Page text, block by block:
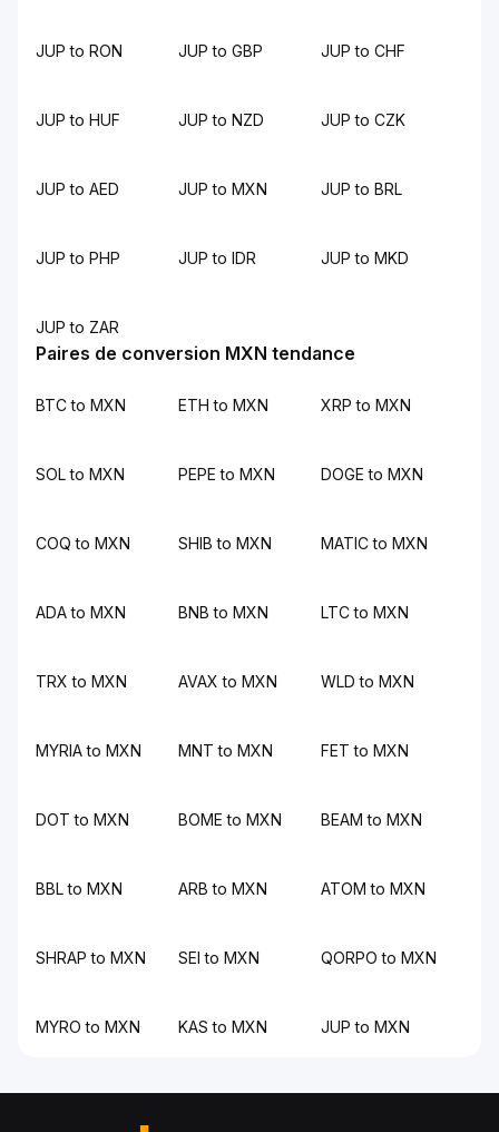
JUP to RON JUP to GBP JUP to CHF
JUP to HUF JUP to NZD JUP to CZK
JUP to AED JUP to MXN JUP to BRL
JUP to PHP JUP to IDR JUP to MKD
JUP to ZAR
Paires de conversion MXN tendance
BTC to MXN ETH to MXN XRP to MXN
SOL to MXN PEPE to MXN DOGE to MXN
COQ to MXN SHIB to MXN MATIC to MXN
ADA to MXN BNB to MXN LTC to MXN
TRX to MXN AVAX to MXN WLD to MXN
MYRIA to MXN MNT to MXN FET to MXN
DOT to MXN BOME to MXN BEAM to MXN
BBL to MXN ARB to MXN ATOM to MXN
SHRAP to MXN SEI to MXN QORPO to MXN
MYRO to MXN KAS to MXN JUP to MXN